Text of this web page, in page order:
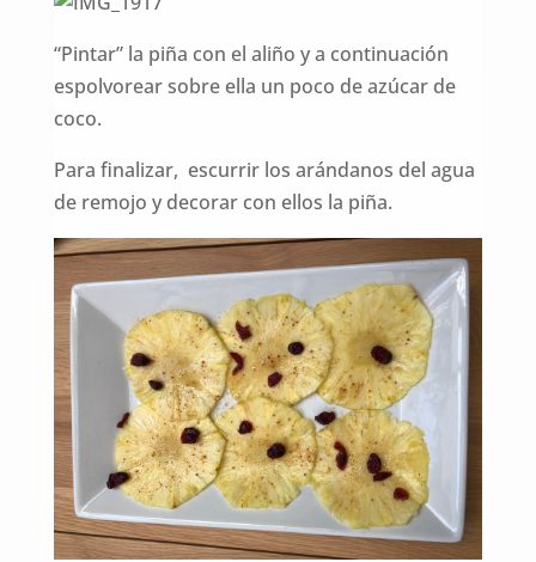
“Pintar” la piña con el aliño y a continuación
espolvorear sobre ella un poco de azúcar de
coco.
Para finalizar, escurrir los arándanos del agua
de remojo y decorar con ellos la piña.